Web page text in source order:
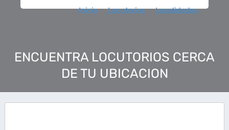
Inicio Locutorios Localidades
ENCUENTRA LOCUTORIOS CERCA
DE TU UBICACION